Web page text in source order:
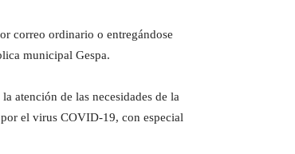
correo ordinario o entregándose
municipal Gespa.
atención de las necesidades de la
el virus COVID-19, con especial